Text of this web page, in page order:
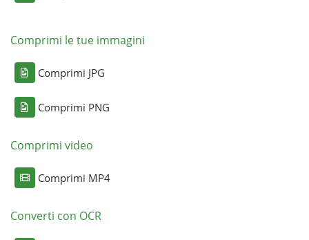
Comprimi le tue immagini
Comprimi JPG
Comprimi PNG
Comprimi video
Comprimi MP4
Converti con OCR